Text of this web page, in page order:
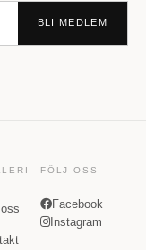
BLI MEDLEM
FÖLJ OSS
Facebook
Instagram